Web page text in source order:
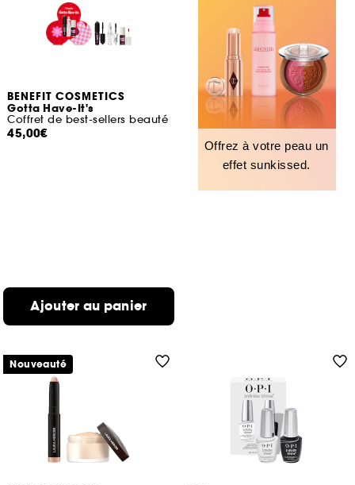
BENEFIT COSMETICS
Gotta Have-It's
Coffret de best-sellers beauté
45,00€
Ajouter au panier
Offrez à votre peau un
effet sunkissed.
Nouveauté